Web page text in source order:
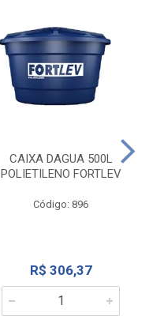
CAIXA DAGUA 500L
POLIETILENO FORTLEV
Código: 896
R$ 306,37